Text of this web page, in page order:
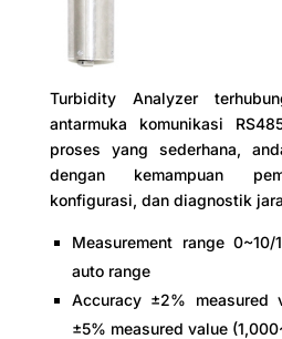
Turbidity Analyzer
antarmuka komunikasi
proses yang sederhana,
dengan kemampuan
konfigurasi, dan diagnostik
Measurement range
auto range
Accuracy ±2% measured
±5% measured value